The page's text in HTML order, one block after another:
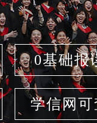
0基础报
学信网可